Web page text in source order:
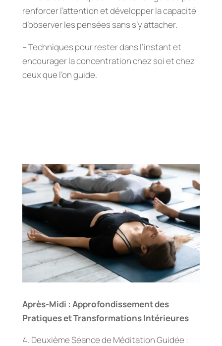
renforcer l’attention et développer la capacité
d’observer les pensées sans s’y attacher.
– Techniques pour rester dans l’instant et
encourager la concentration chez soi et chez
ceux que l’on guide.
Après-Midi : Approfondissement des
Pratiques et Transformations Intérieures
Deuxième Séance de Méditation Guidée :